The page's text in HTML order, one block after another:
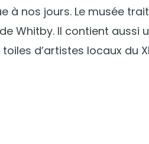
à nos jours. Le musée
Whitby. Il contient aussi
d’artistes locaux du